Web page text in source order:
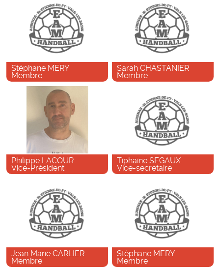
Stéphane MERY
Membre
Sarah CHASTANIER
Membre
Philippe LACOUR
Vice-Président
Tiphaine SEGAUX
Vice-secrétaire
Jean Marie CARLIER
Membre
Stéphane MERY
Membre